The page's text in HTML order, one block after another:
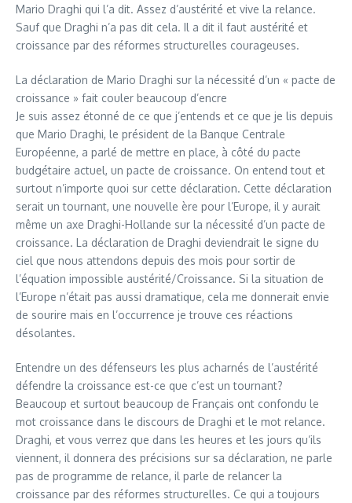
Mario Draghi qui l’a dit. Assez d’austérité et vive la relance.
Sauf que Draghi n’a pas dit cela. Il a dit il faut austérité et
croissance par des réformes structurelles courageuses.
La déclaration de Mario Draghi sur la nécessité d’un « pacte de
croissance » fait couler beaucoup d’encre
Je suis assez étonné de ce que j’entends et ce que je lis depuis
que Mario Draghi, le président de la Banque Centrale
Européenne, a parlé de mettre en place, à côté du pacte
budgétaire actuel, un pacte de croissance. On entend tout et
surtout n’importe quoi sur cette déclaration. Cette déclaration
serait un tournant, une nouvelle ère pour l’Europe, il y aurait
même un axe Draghi-Hollande sur la nécessité d’un pacte de
croissance. La déclaration de Draghi deviendrait le signe du
ciel que nous attendons depuis des mois pour sortir de
l’équation impossible austérité/Croissance. Si la situation de
l’Europe n’était pas aussi dramatique, cela me donnerait envie
de sourire mais en l’occurrence je trouve ces réactions
désolantes.
Entendre un des défenseurs les plus acharnés de l’austérité
défendre la croissance est-ce que c’est un tournant?
Beaucoup et surtout beaucoup de Français ont confondu le
mot croissance dans le discours de Draghi et le mot relance.
Draghi, et vous verrez que dans les heures et les jours qu’ils
viennent, il donnera des précisions sur sa déclaration, ne parle
pas de programme de relance, il parle de relancer la
croissance par des réformes structurelles. Ce qui a toujours